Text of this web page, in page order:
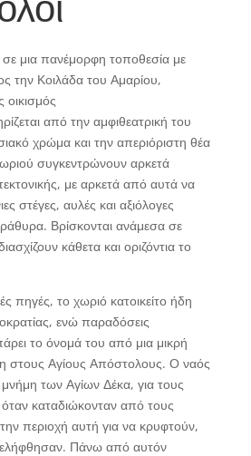
μια πανέμορφη τοποθεσία με
την Κοιλάδα του Αμαρίου,
οικισμός
από την αμφιθεατρική του
χρώμα και την απεριόριστη θέα
συγκεντρώνουν αρκετά
με αρκετά από αυτά να
στέγες, αυλές και αξιόλογες
Βρίσκονται ανάμεσα σε
κάθετα και οριζόντια το
πηγές, το χωριό κατοικείτο ήδη
ενώ παραδόσεις
το όνομά του από μια μικρή
στους Αγίους Απόστολους. Ο ναός
των Αγίων Δέκα, για τους
όταν καταδιώκονταν από τους
περιοχή αυτή για να κρυφτούν,
Πάνω από αυτόν